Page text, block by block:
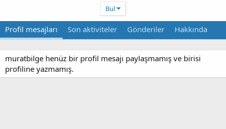
Bul
Profil mesajları Son aktiviteler Gönderiler Hakkında
muratbilge henüz bir profil mesajı paylaşmamış ve birisi
profiline yazmamış.